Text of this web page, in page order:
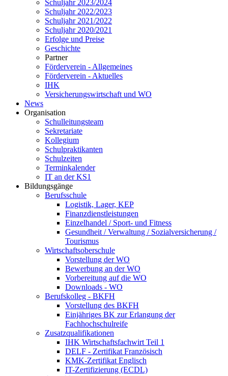
Schuljahr 2023/2024
Schuljahr 2022/2023
Schuljahr 2021/2022
Schuljahr 2020/2021
Erfolge und Preise
Geschichte
Partner
Förderverein - Allgemeines
Förderverein - Aktuelles
IHK
Versicherungswirtschaft und WO
News
Organisation
Schulleitungsteam
Sekretariate
Kollegium
Schulpraktikanten
Schulzeiten
Terminkalender
IT an der KS1
Bildungsgänge
Berufsschule
Logistik, Lager, KEP
Finanzdienstleistungen
Einzelhandel / Sport- und Fitness
Gesundheit / Verwaltung / Sozialversicherung /
Tourismus
Wirtschaftsoberschule
Vorstellung der WO
Bewerbung an der WO
Vorbereitung auf die WO
Downloads - WO
Berufskolleg - BKFH
Vorstellung des BKFH
Einjähriges BK zur Erlangung der
Fachhochschulreife
Zusatzqualifikationen
IHK Wirtschaftsfachwirt Teil 1
DELF - Zertifikat Französisch
KMK-Zertifikat Englisch
IT-Zertifizierung (ECDL)